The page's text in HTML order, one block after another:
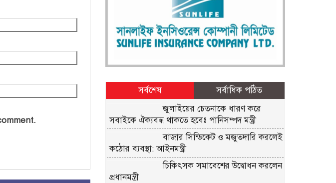
সর্বশেষ
সর্বাধিক পঠিত
জুলাইয়ের চেতনাকে ধারণ করে
সবাইকে ঐক্যবদ্ধ থাকতে হবেঃ পানিসম্পদ মন্ত্রী
বাজার সিন্ডিকেট ও মজুতদারি করলেই
কঠোর ব্যবস্থা: আইনমন্ত্রী
চিকিৎসক সমাবেশের উদ্বোধন করলেন
প্রধানমন্ত্রী